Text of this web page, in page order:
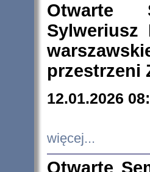
Otwarte
Sylweriusz
przestrzeni
12.01.2026
więcej...
Otwarte